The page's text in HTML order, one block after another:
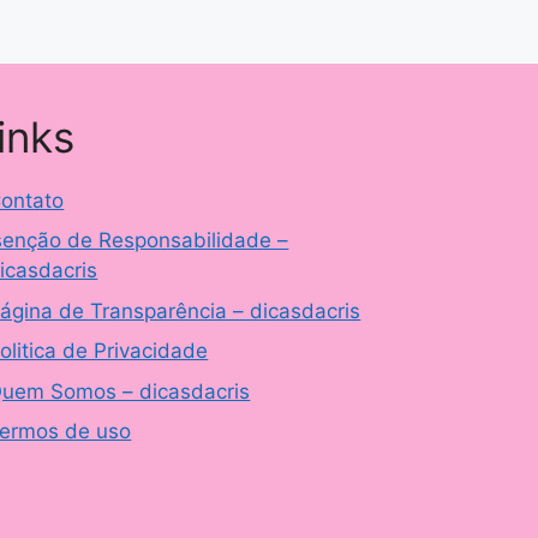
de Responsabilidade –
de Transparência – dicasdacris
de Privacidade
Somos – dicasdacris
de uso